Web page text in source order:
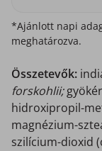
*Ajánlott napi
meghatározva.
Összetevők:
forskohlii;
hidroxipropil-
magnézium-
szilícium-dioxid